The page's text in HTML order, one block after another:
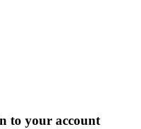
to your account